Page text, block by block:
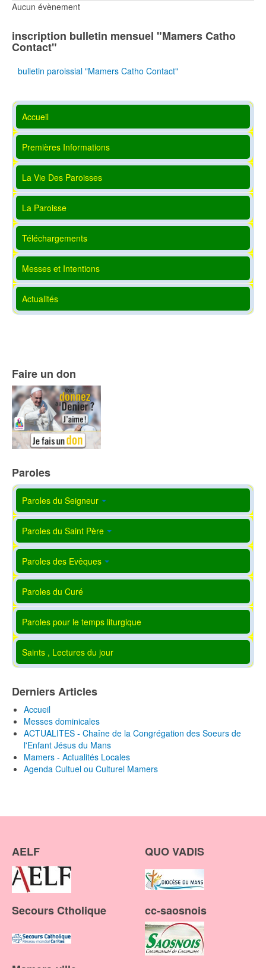
Aucun évènement
inscription bulletin mensuel "Mamers Catho
Contact"
bulletin paroissial "Mamers Catho Contact"
Accueil
Premières Informations
La Vie Des Paroisses
La Paroisse
Téléchargements
Messes et Intentions
Actualités
Faire un don
Paroles
Paroles du Seigneur
Paroles du Saint Père
Paroles des Evêques
Paroles du Curé
Paroles pour le temps liturgique
Saints , Lectures du jour
Derniers Articles
Accueil
Messes dominicales
ACTUALITES - Chaîne de la Congrégation des Soeurs de
l'Enfant Jésus du Mans
Mamers - Actualités Locales
Agenda Cultuel ou Culturel Mamers
AELF QUO VADIS
Secours Ctholique cc-saosnois